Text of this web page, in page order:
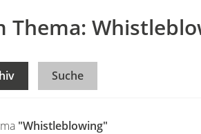
Thema:
Suche
"Whistleblowing"